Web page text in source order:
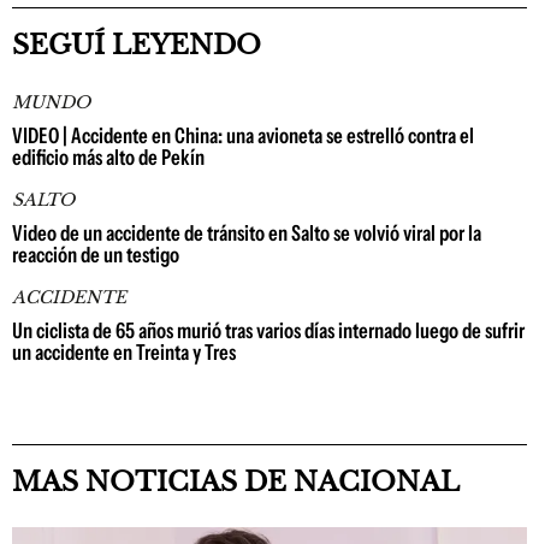
SEGUÍ LEYENDO
MUNDO
VIDEO | Accidente en China: una avioneta se estrelló contra el
edificio más alto de Pekín
SALTO
Video de un accidente de tránsito en Salto se volvió viral por la
reacción de un testigo
ACCIDENTE
Un ciclista de 65 años murió tras varios días internado luego de sufrir
un accidente en Treinta y Tres
MAS NOTICIAS DE NACIONAL